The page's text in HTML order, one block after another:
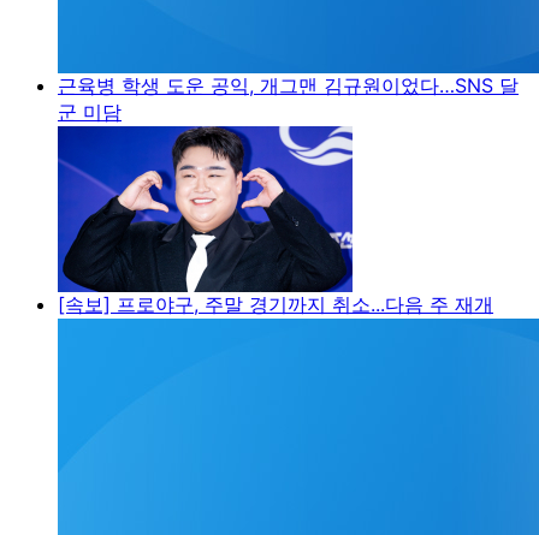
근육병 학생 도운 공익, 개그맨 김규원이었다…SNS 달
군 미담
[속보] 프로야구, 주말 경기까지 취소...다음 주 재개